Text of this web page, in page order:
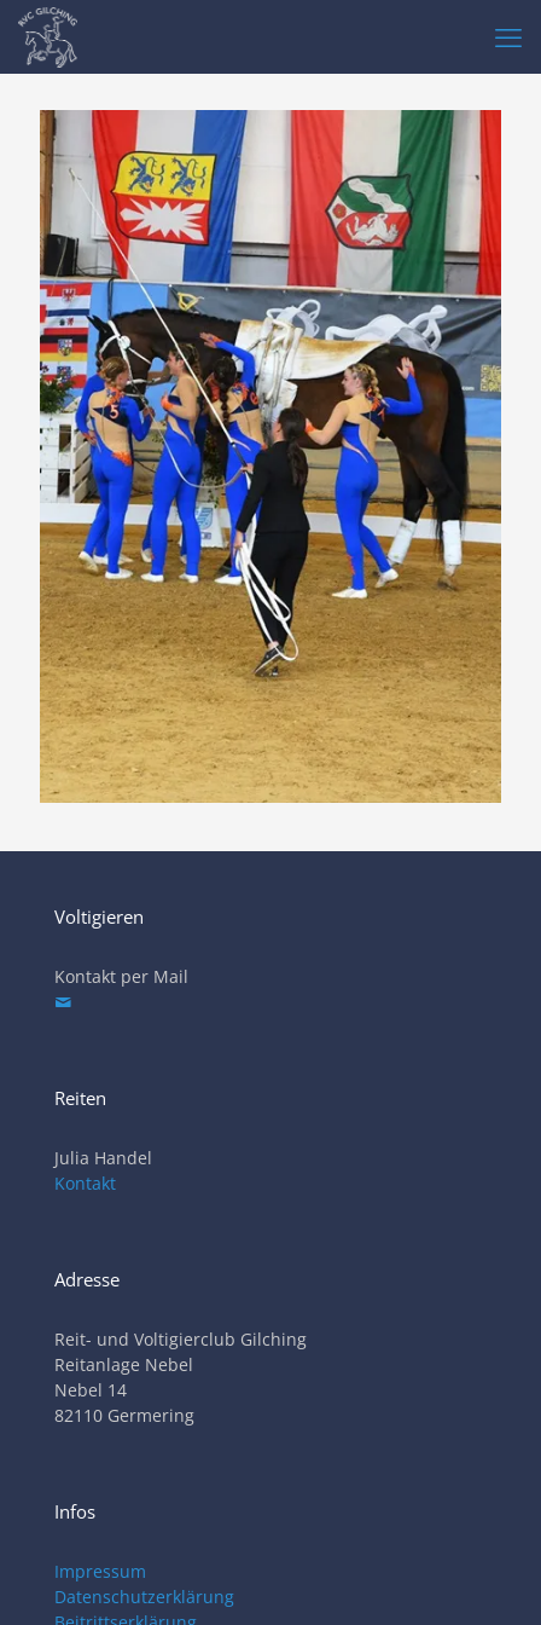
Voltigieren
Kontakt per Mail
Reiten
Julia Handel
Kontakt
Adresse
Reit- und Voltigierclub Gilching
Reitanlage Nebel
Nebel 14
82110 Germering
Infos
Impressum
Datenschutzerklärung